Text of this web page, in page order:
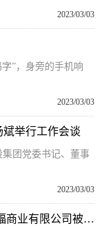
2023/03/03
”，身旁的手机响
2023/03/03
举行工作会谈
团党委书记、董事
2023/03/03
焦点速读：限制用卡拒绝退卡 海口家乐福商业有限公司被罚3万元